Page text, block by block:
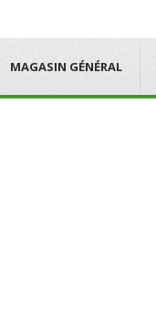
MAGASIN GÉNÉRAL